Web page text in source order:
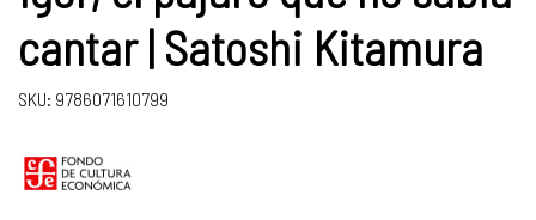
cantar | Satoshi Kitamura
SKU: 9786071610799